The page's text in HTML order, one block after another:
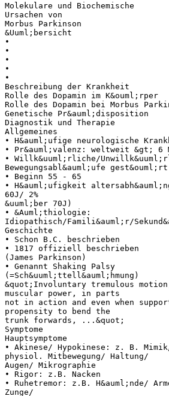
Molekulare und Biochemische
Ursachen von
Morbus Parkinson
&Uuml;bersicht
•
•
•
•
•
Beschreibung der Krankheit
Rolle des Dopamin im K&ouml;rper
Rolle des Dopamin bei Morbus
Genetische Pr&auml;disposition
Diagnostik und Therapie
Allgemeines
• H&auml;ufige neurologische
• Pr&auml;valenz: weltweit &gt; 6
• Willk&uuml;rliche/
Bewegungsabl&auml;ufe gest&ouml;rt
• Beginn 55 - 65
• H&auml;ufigkeit
60J/ 2%
&uuml;ber 70J)
• &Auml;thiologie:
Idiopathisch/Famili&auml;r/
Geschichte
• Schon B.C. beschrieben
• 1817 offiziell beschrieben
(James Parkinson)
• Genannt Shaking Palsy
(=Sch&uuml;ttell&auml;hmung)
&quot;Involuntary tremulous
muscular power, in parts
not in action and even when
propensity to bend the
trunk forwards, ...&quot;
Symptome
Hauptsymptome
• Akinese/ Hypokinese: z. B.
physiol. Mitbewegung/ Haltung/
Augen/ Mikrographie
• Rigor: z.B. Nacken
• Ruhetremor: z.B. H&auml;nde/
Zunge/